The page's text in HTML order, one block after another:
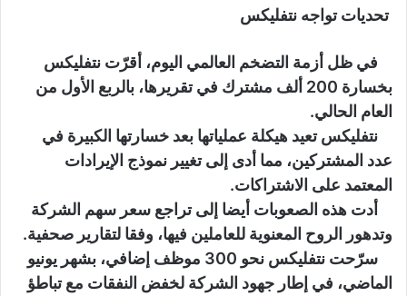
تحديات تواجه نتفليكس
في ظل أزمة التضخم العالمي اليوم، أقرّت نتفليكس
بخسارة 200 ألف مشترك في تقريرها، بالربع الأول من
العام الحالي.
نتفليكس تعيد هيكلة عملياتها بعد خسارتها الكبيرة في
عدد المشتركين، مما أدى إلى تغيير نموذج الإيرادات
المعتمد على الاشتراكات.
أدت هذه الصعوبات أيضا إلى تراجع سعر سهم الشركة
وتدهور الروح المعنوية للعاملين فيها، وفقا لتقارير صحفية.
سرّحت نتفليكس نحو 300 موظف إضافي، بشهر يونيو
الماضي، في إطار جهود الشركة لخفض النفقات مع تباطؤ